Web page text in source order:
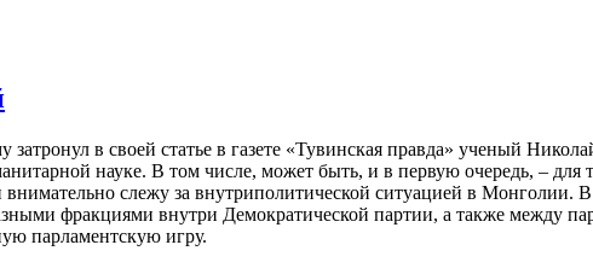
в своей статье в газете «Тувинская правда» ученый
науке. В том числе, может быть, и в первую очередь, – для
слежу за внутриполитической ситуацией в Монголии. В
фракциями внутри Демократической партии, а также между
парламентскую игру.